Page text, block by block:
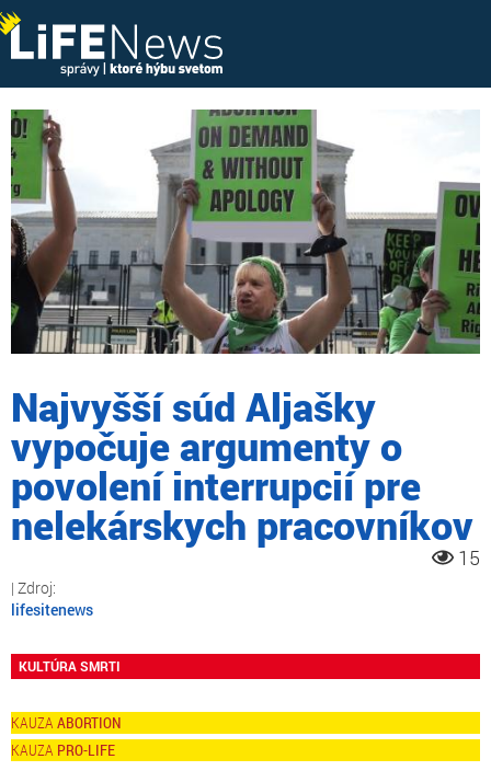
Najvyšší súd Aljašky
vypočuje argumenty o
povolení interrupcií pre
nelekárskych pracovníkov
15
lifesitenews
KULTÚRA SMRTI
ABORTION
PRO-LIFE